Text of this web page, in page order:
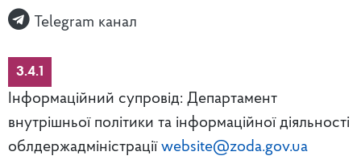
Telegram канал
3.4.1
Інформаційний супровід: Департамент
внутрішньої політики та інформаційної діяльності
облдержадміністрації website@zoda.gov.ua